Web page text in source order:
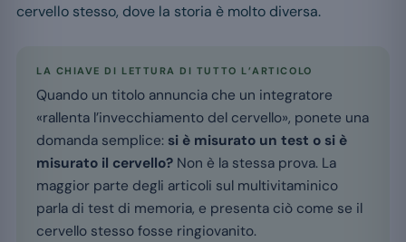
cervello stesso, dove la storia è molto diversa.
LA CHIAVE DI LETTURA DI TUTTO L’ARTICOLO
Quando un titolo annuncia che un integratore
«rallenta l’invecchiamento del cervello», ponete una
domanda semplice: si è misurato un test o si è
misurato il cervello? Non è la stessa prova. La
maggior parte degli articoli sul multivitaminico
parla di test di memoria, e presenta ciò come se il
cervello stesso fosse ringiovanito.